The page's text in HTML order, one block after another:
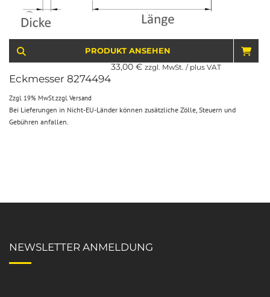
PRODUKT ANSEHEN
Eckmesser 8274494
33,00 € zzgl. MwSt. / plus VAT
Zzgl. 19% MwSt.zzgl. Versand
Bei Lieferungen in Nicht-EU-Länder können zusätzliche Zölle, Steuern und
Gebühren anfallen.
NEWSLETTER ANMELDUNG